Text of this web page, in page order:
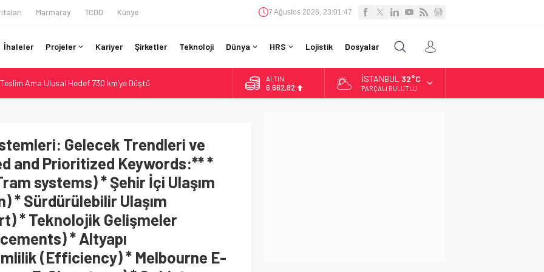
Marmaray TCDD Künye 7 Ağustos 2026, 23:01:48
İhaleler Projeler Kariyer Şirketler Teknoloji Dünya HRS Lojistik Dosyalar
Ama Ulusal Hedef 730 km’ye Düştü
Buharlıyı Šumava Seferlerine Çıkarıyor
308 Bin Rupiye Özel Vagonda Puja
Euro’luk Yenileme: Sol Tüneli %33 Kapasite Artışı
ALTIN
6.662,82
İSTANBUL 32°C
PARÇALI BULUTLU
Gelecek Trendleri ve
and Prioritized Keywords:** *
systems) * Şehir İçi Ulaşım
* Sürdürülebilir Ulaşım
* Teknolojik Gelişmeler
* Altyapı
(Efficiency) * Melbourne E-